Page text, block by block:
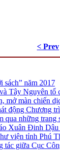
< Prev
sách” năm 2017
Tây Nguyên tổ
mở màn chiến
động Chương
qua những trang
Xuân Đinh Dậu
viện tỉnh Phú
tác giữa Cục